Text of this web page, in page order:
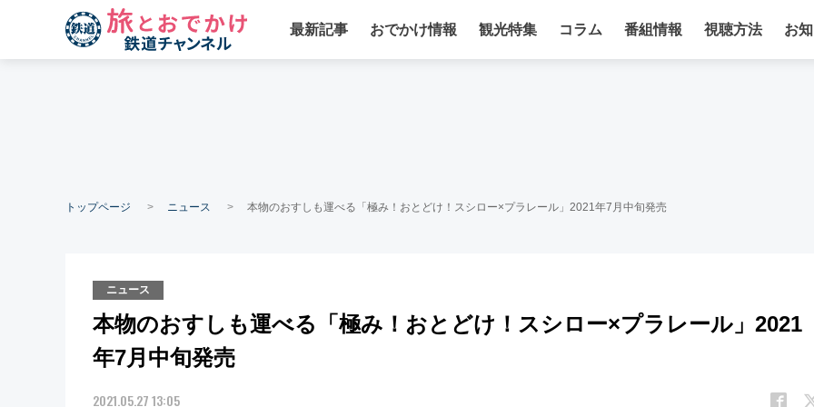
最新記事 おでかけ情報 観光特集 コラム 番組情報 視聴方法 お
トップページ ニュース 本物のおすしも運べる「極み！おとどけ！スシロー×プラレール」2021年7月中旬発売
ニュース
本物のおすしも運べる「極み！おとどけ！スシロー×プラレール」2021
年7月中旬発売
2021.05.27 13:05